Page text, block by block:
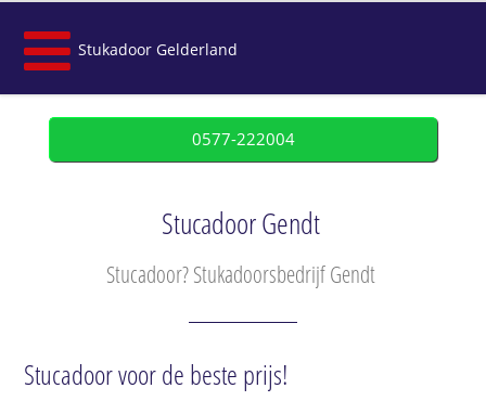
Stukadoor Gelderland
0577-222004
Stucadoor Gendt
Stucadoor? Stukadoorsbedrijf Gendt
Stucadoor voor de beste prijs!